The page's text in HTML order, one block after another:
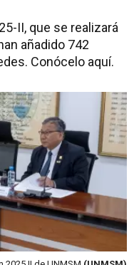
II, que se realizará
añadido 742
Conócelo aquí.